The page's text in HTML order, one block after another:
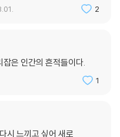
주변부에 머무른 채 기껏해야
라틴 아메리카 작가들이 서
하자면 세계 문학은 이제 라틴
에서 나타난 이러한 문예 부흥
용어로 표현한다. 제2차 세계대
2
은 인간의 흔적들이다.
1
시 느끼고 싶어 새로